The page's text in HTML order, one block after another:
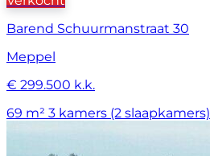
Barend Schuurmanstraat 30
Meppel
€ 299.500 k.k.
69 m² 3 kamers (2 slaapkamers)